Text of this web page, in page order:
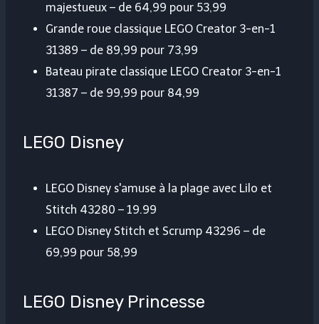
majestueux – de 64,99 pour 53,99
Grande roue classique LEGO Creator 3-en-1
31389 – de 89,99 pour 73,99
Bateau pirate classique LEGO Creator 3-en-1
31387 – de 99,99 pour 84,99
LEGO Disney
LEGO Disney s'amuse à la plage avec Lilo et
Stitch 43280 – 19.99
LEGO Disney Stitch et Scrump 43296 – de
69,99 pour 58,99
LEGO Disney Princesse